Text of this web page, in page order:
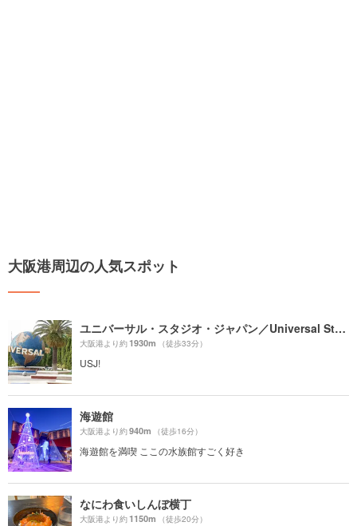
大阪港周辺の人気スポット
ユニバーサル・スタジオ・ジャパン／Universal Studios Japan／USJ
大阪港より約1930m （徒歩33分）
USJ!
海遊館
大阪港より約940m （徒歩16分）
海遊館を満喫 ここの水族館すごく好き
なにわ食いしんぼ横丁
大阪港より約1150m （徒歩20分）